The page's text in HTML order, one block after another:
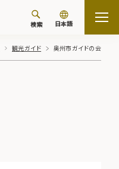
検索 日本語
観光ガイド 奥州市ガイドの会